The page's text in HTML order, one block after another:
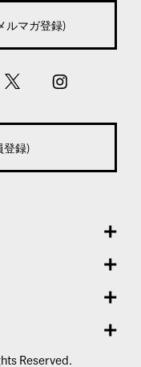
ルマガ登録)
録)
Reserved.